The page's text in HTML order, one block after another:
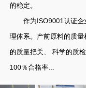
的稳定。
作为ISO9001认证企
理体系。产前原料的质
的质量把关、 科学的质
100％合格率...